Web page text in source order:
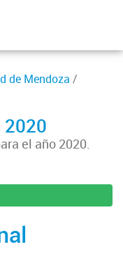
de Mendoza /
el año 2020.